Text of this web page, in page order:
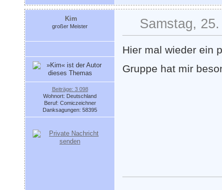
Kim
großer Meister
Beiträge: 3 098
Wohnort: Deutschland
Beruf: Comiczeichner
Danksagungen: 58395
Samstag,
Hier mal wieder ein
Gruppe hat mir